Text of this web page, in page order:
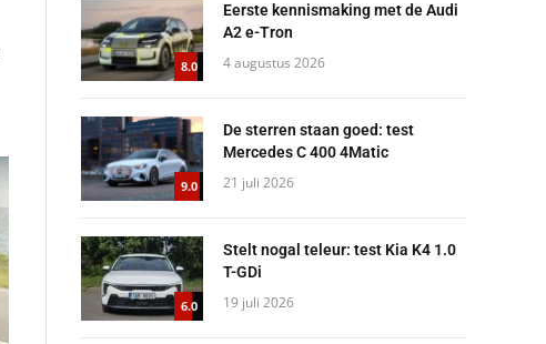
8.0
Eerste kennismaking met de Audi
A2 e-Tron
4 augustus 2026
9.0
De sterren staan goed: test
Mercedes C 400 4Matic
21 juli 2026
6.0
Stelt nogal teleur: test Kia K4 1.0
T-GDi
19 juli 2026